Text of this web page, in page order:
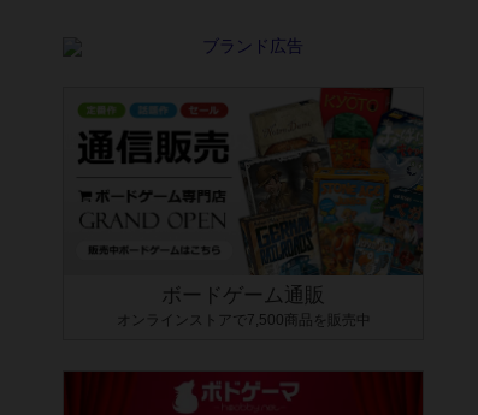
ボードゲーム通販
オンラインストアで7,500商品を販売中